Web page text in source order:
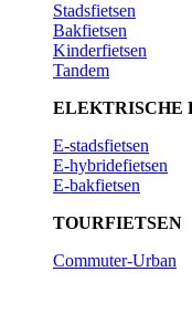
Stadsfietsen
Bakfietsen
Kinderfietsen
Tandem
ELEKTRISCHE
E-stadsfietsen
E-hybridefietsen
E-bakfietsen
TOURFIETSEN
Commuter-Urban